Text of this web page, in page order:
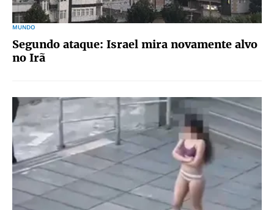
MUNDO
Segundo ataque: Israel mira novamente alvo
no Irã